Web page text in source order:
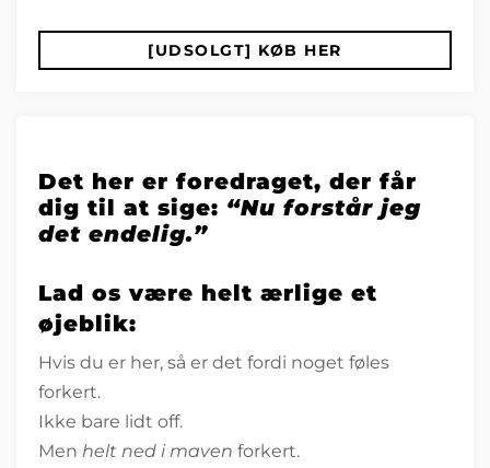
[UDSOLGT] KØB HER
Det her er foredraget, der får
dig til at sige: “Nu forstår jeg
det endelig.”
Lad os være helt ærlige et
øjeblik:
Hvis du er her, så er det fordi noget føles
forkert.
Ikke bare lidt off.
Men helt ned i maven forkert.